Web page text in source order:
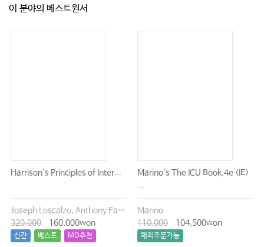
이 분야의 베스트원서
Harrison`s Principles of Inter...
Joseph Loscalzo, Anthony Fauci, Dennis Kasper, Stephen Hauser, Dan Longo, J. Larry Jameson
320,000
160,000won
신간 베스트 MD추천
Marino`s The ICU Book,4e (IE)
...
Marino
110,000
104,500won
해외주문가능